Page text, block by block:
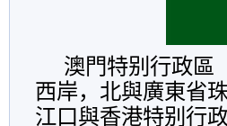
澳門特别行政區
西岸，北與廣東省
江口與香港特别行